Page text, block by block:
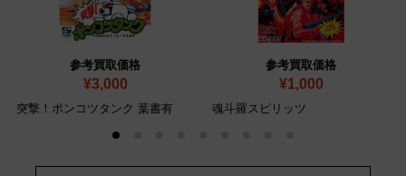
参考買取価格
¥3,000
突撃！ポンコツタンク 葉書有
参考買取価格
¥1,000
魂斗羅スピリッツ